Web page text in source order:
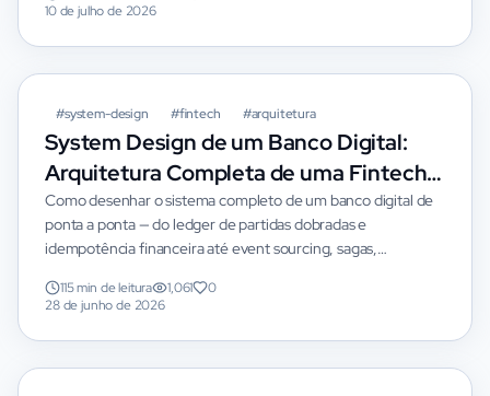
10 de julho de 2026
#system-design #fintech #arquitetura
System Design de um Banco Digital:
Arquitetura Completa de uma Fintech
como o Nubank
Como desenhar o sistema completo de um banco digital de
ponta a ponta — do ledger de partidas dobradas e
idempotência financeira até event sourcing, sagas,
Guia hiperdetalhado, com diagramas e TypeScript real.
115 min de leitura 1,061
0
28 de junho de 2026